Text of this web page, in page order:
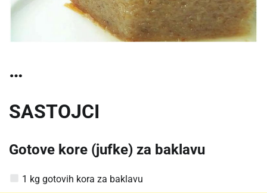
…
SASTOJCI
Gotove kore (jufke) za baklavu
1 kg gotovih kora za baklavu